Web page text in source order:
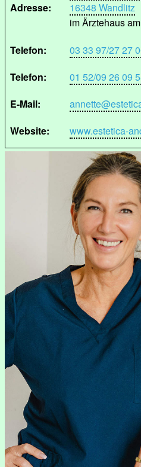
Adresse:
16348 Wandlitz
im Ärztehaus
Telefon:
03 33 97/27 27
Telefon:
01 52/09 26 09
E-Mail:
Website:
www.estetica-